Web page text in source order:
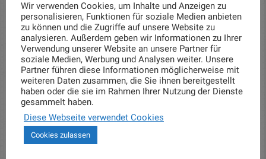
Wir verwenden Cookies, um Inhalte und Anzeigen zu
personalisieren, Funktionen für soziale Medien anbieten
zu können und die Zugriffe auf unsere Website zu
analysieren. Außerdem geben wir Informationen zu Ihrer
Verwendung unserer Website an unsere Partner für
soziale Medien, Werbung und Analysen weiter. Unsere
Partner führen diese Informationen möglicherweise mit
weiteren Daten zusammen, die Sie ihnen bereitgestellt
haben oder die sie im Rahmen Ihrer Nutzung der Dienste
gesammelt haben.
Diese Webseite verwendet Cookies
Cookies zulassen